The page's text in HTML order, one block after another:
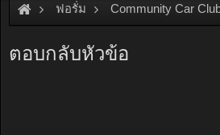
ฟอรั่ม Community Car
ตอบกลับหัวข้อ